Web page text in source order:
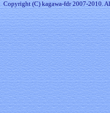
Copyright (C) kagawa-fdr 2007-2010.